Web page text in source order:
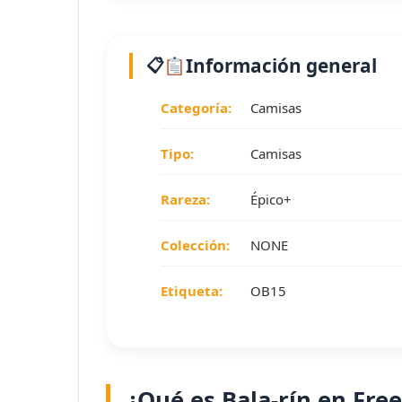
Información general
Categoría: Camisas
Tipo: Camisas
Rareza: Épico+
Colección: NONE
Etiqueta: OB15